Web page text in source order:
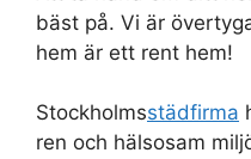
bäst på. Vi är
hem är ett rent hem!
Stockholmsstädfirma
ren och hälsosam